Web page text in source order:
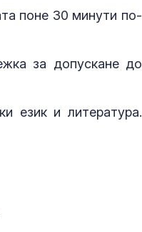
поне 30 минути по-
за допускане до
език и литература.
британците, за да се
Радев: Българските